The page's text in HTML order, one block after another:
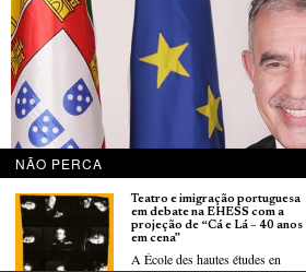
NÃO PERCA
Teatro e imigração portuguesa
em debate na EHESS com a
projeção de “Cá e Lá – 40 anos
em cena”
A École des hautes études en